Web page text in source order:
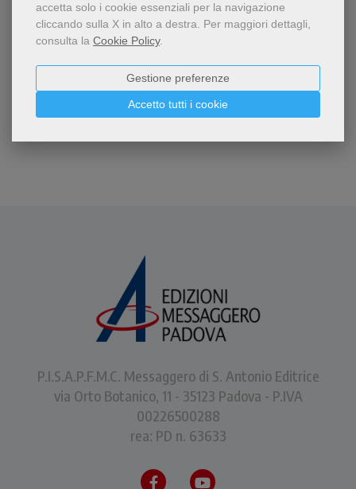
accetta solo i cookie essenziali per la navigazione
cliccando sulla X in alto a destra. Per maggiori dettagli,
consulta la Cookie Policy.
Accetto tutti i cookie
Gestione preferenze
26risultati | pagina:
P.I.S.A.P.F.M.C. Messaggero di S. Antonio Editrice
via Orto Botanico, 11 - 35123 Padova - P.IVA
00226500288
rea: PD n. 63633